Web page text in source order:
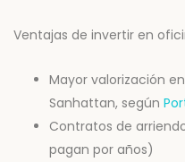
Ventajas de invertir en
Mayor valorización
Sanhattan, según
Contratos de
pagan por años)